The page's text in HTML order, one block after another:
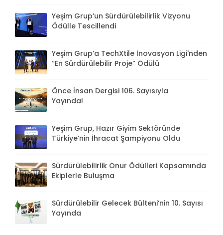
Yeşim Grup’un Sürdürülebilirlik Vizyonu
Ödülle Tescillendi
Yeşim Grup’a TechXtile İnovasyon Ligi'nden
“En Sürdürülebilir Proje” Ödülü
Önce İnsan Dergisi 106. Sayısıyla
Yayında!
Yeşim Grup, Hazır Giyim Sektöründe
Türkiye’nin İhracat Şampiyonu Oldu
Sürdürülebilirlik Onur Ödülleri Kapsamında
Ekiplerle Buluşma
Sürdürülebilir Gelecek Bülteni’nin 10. Sayısı
Yayında